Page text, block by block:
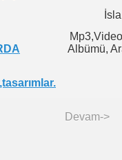
Albümü,
Devam->